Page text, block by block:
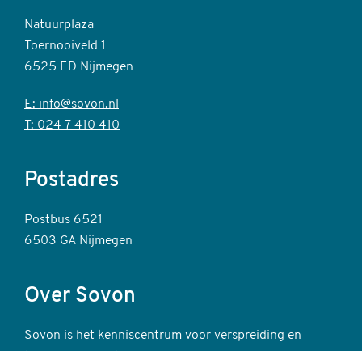
Natuurplaza
Toernooiveld 1
6525 ED Nijmegen
E: info@sovon.nl
T: 024 7 410 410
Postadres
Postbus 6521
6503 GA Nijmegen
Over Sovon
Sovon is het kenniscentrum voor verspreiding en